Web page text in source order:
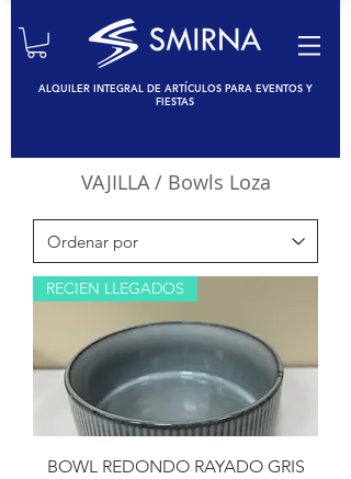
ALQUILER INTEGRAL DE ARTÍCULOS PARA EVENTOS Y
FIESTAS
VAJILLA/ Bowls Loza
RECIEN LLEGADOS
BOWL REDONDO RAYADO GRIS